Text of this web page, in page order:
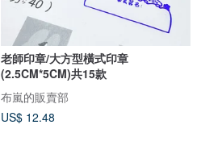
老師印章/大方型橫式印章
(2.5CM*5CM)共15款
布嵐的販賣部
US$ 12.48